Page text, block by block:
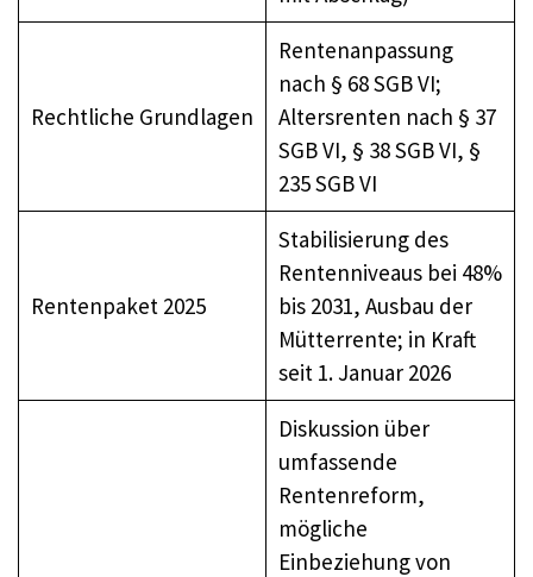
Rechtliche Grundlagen
Rentenanpassung
nach § 68 SGB VI;
Altersrenten nach § 37
SGB VI, § 38 SGB VI, §
235 SGB VI
Rentenpaket 2025
Stabilisierung des
Rentenniveaus bei 48%
bis 2031, Ausbau der
Mütterrente; in Kraft
seit 1. Januar 2026
Diskussion über
umfassende
Rentenreform,
mögliche
Einbeziehung von